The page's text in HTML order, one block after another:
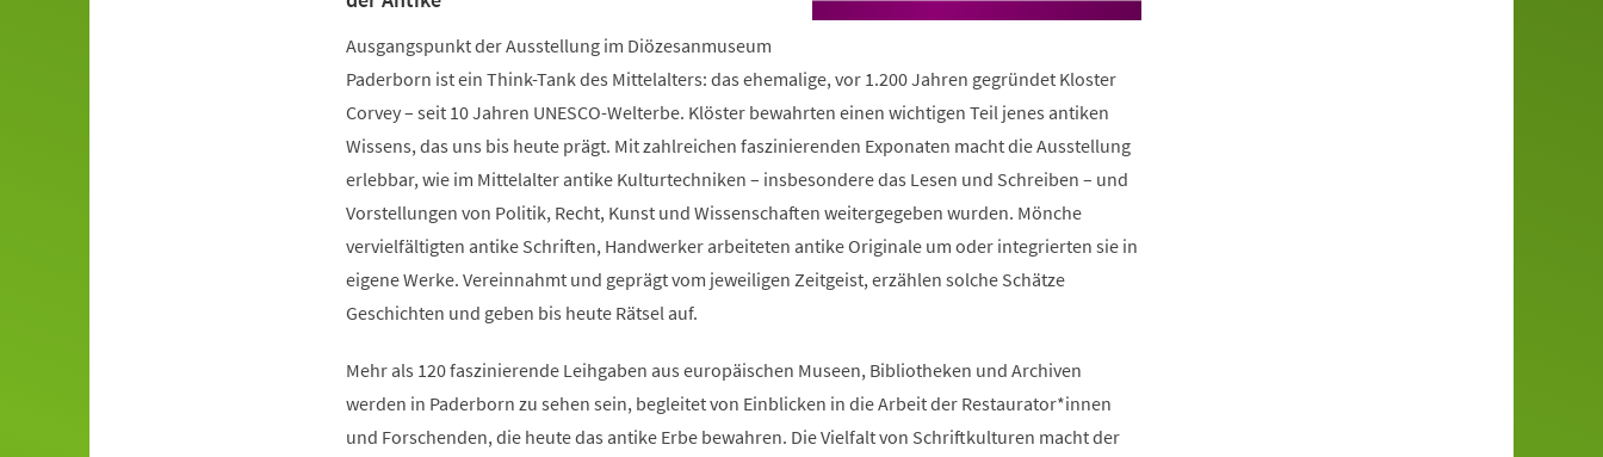
einem
Tab)
Ausgangspunkt der Ausstellung im Diözesanmuseum
Paderborn ist ein Think-Tank des Mittelalters: das ehemalige, vor 1.200 Jahren gegründet Kloster
Corvey – seit 10 Jahren UNESCO-Welterbe. Klöster bewahrten einen wichtigen Teil jenes antiken
Wissens, das uns bis heute prägt. Mit zahlreichen faszinierenden Exponaten macht die Ausstellung
erlebbar, wie im Mittelalter antike Kulturtechniken – insbesondere das Lesen und Schreiben – und
Vorstellungen von Politik, Recht, Kunst und Wissenschaften weitergegeben wurden. Mönche
vervielfältigten antike Schriften, Handwerker arbeiteten antike Originale um oder integrierten sie in
eigene Werke. Vereinnahmt und geprägt vom jeweiligen Zeitgeist, erzählen solche Schätze
Geschichten und geben bis heute Rätsel auf.
Mehr als 120 faszinierende Leihgaben aus europäischen Museen, Bibliotheken und Archiven
werden in Paderborn zu sehen sein, begleitet von Einblicken in die Arbeit der Restaurator*innen
und Forschenden, die heute das antike Erbe bewahren. Die Vielfalt von Schriftkulturen macht der